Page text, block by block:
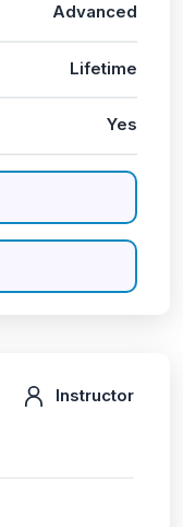
Instructor
Advanced
Lifetime
Yes